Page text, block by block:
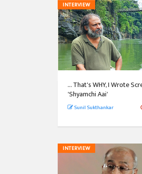
INTERVIEW
... That's WHY, I Wrote
'Shyamchi Aai'
Sunil Sukthankar
INTERVIEW